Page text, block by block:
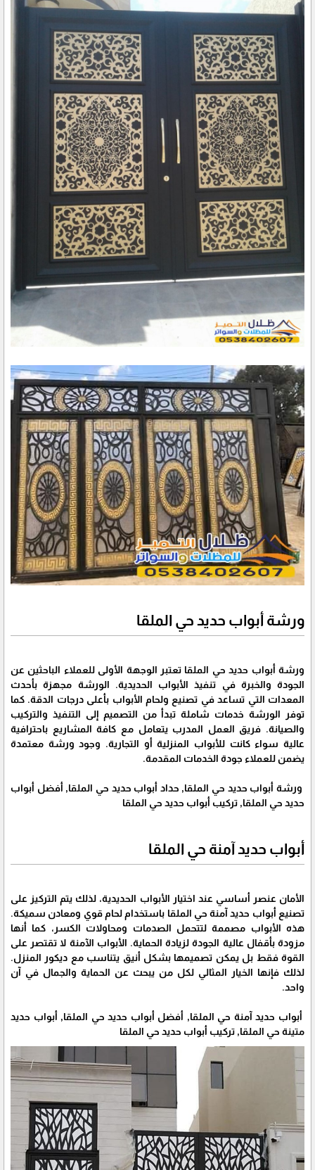
ورشة أبواب حديد حي الملقا
ورشة أبواب حديد حي الملقا تعتبر الوجهة الأولى للعملاء الباحثين عن
الجودة والخبرة في تنفيذ الأبواب الحديدية. الورشة مجهزة بأحدث
المعدات التي تساعد في تصنيع ولحام الأبواب بأعلى درجات الدقة. كما
توفر الورشة خدمات شاملة تبدأ من التصميم إلى التنفيذ والتركيب
والصيانة. فريق العمل المدرب يتعامل مع كافة المشاريع باحترافية
عالية سواء كانت للأبواب المنزلية أو التجارية. وجود ورشة معتمدة
يضمن للعملاء جودة الخدمات المقدمة.
ورشة أبواب حديد حي الملقا, حداد أبواب حديد حي الملقا, أفضل أبواب
حديد حي الملقا, تركيب أبواب حديد حي الملقا
أبواب حديد آمنة حي الملقا
الأمان عنصر أساسي عند اختيار الأبواب الحديدية، لذلك يتم التركيز على
تصنيع أبواب حديد آمنة حي الملقا باستخدام لحام قوي ومعادن سميكة.
هذه الأبواب مصممة لتتحمل الصدمات ومحاولات الكسر، كما أنها
مزودة بأقفال عالية الجودة لزيادة الحماية. الأبواب الآمنة لا تقتصر على
القوة فقط بل يمكن تصميمها بشكل أنيق يتناسب مع ديكور المنزل.
لذلك فإنها الخيار المثالي لكل من يبحث عن الحماية والجمال في آن
واحد.
أبواب حديد آمنة حي الملقا, أفضل أبواب حديد حي الملقا, أبواب حديد
متينة حي الملقا, تركيب أبواب حديد حي الملقا